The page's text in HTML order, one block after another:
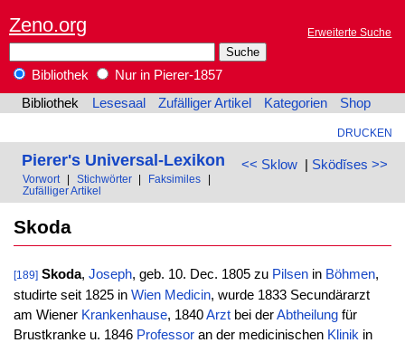
Zeno.org Erweiterte Suche
Bibliothek
Nur in Pierer-1857
Bibliothek
Lesesaal Zufälliger Artikel Kategorien Shop
DRUCKEN
<< Sklow| Sködĭses >>
Pierer's Universal-Lexikon
Vorwort Stichwörter Faksimiles
Zufälliger Artikel
Skoda
[189] Skoda, Joseph, geb. 10. Dec. 1805 zu Pilsenin Böhmen,
studirte seit 1825 in Wien Medicin, wurde 1833 Secundärarzt
am Wiener Krankenhause, 1840Arztbei derAbtheilungfür
Brustkranke u. 1846 Professoran der medicinischen Klinikin